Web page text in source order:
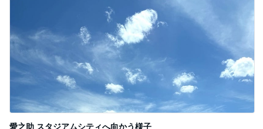
愛之助 スタジアムシティへ向かう様子